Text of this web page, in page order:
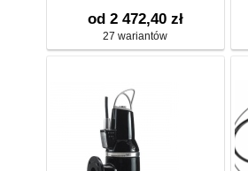
od 2 472,40 zł
27 wariantów